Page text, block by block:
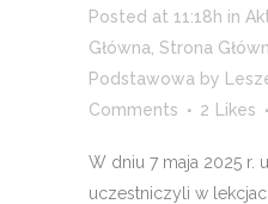
Posted at 11:18h in
Główna Strona
Podstawowa by
Comments
2 Likes
W dniu 7 maja 2025 r.
uczestniczyli w